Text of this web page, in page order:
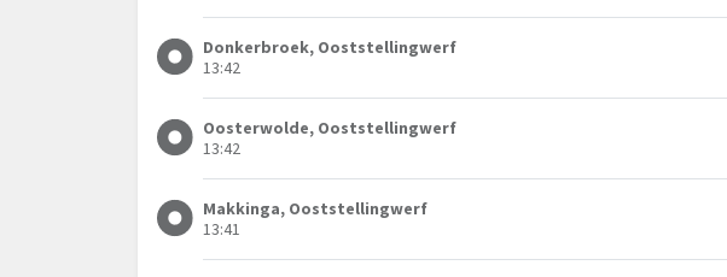
Donkerbroek, Ooststellingwerf
13:42
Oosterwolde, Ooststellingwerf
13:42
Makkinga, Ooststellingwerf
13:41